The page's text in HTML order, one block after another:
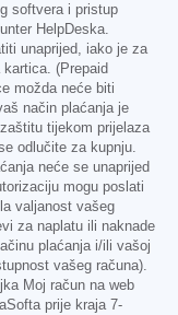
softvera i pristup
HelpDeska.
unaprijed, iako je za
(Prepaid
možda neće biti
način plaćanja je
tijekom prijelaza
odlučite za kupnju.
neće se unaprijed
mogu poslati
valjanost vašeg
za naplatu ili naknade
plaćanja i/ili vašoj
vašeg računa).
Moj račun na web
prije kraja 7-